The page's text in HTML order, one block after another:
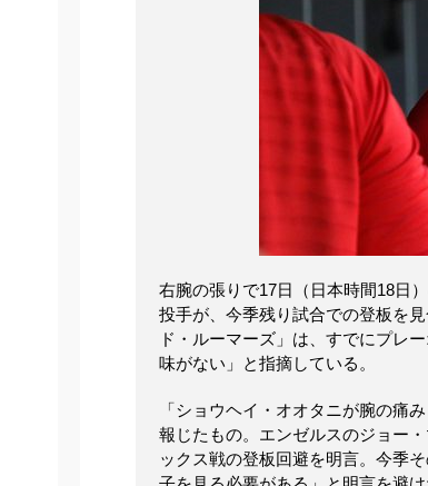
右腕の張りで17日（日本時間18日
投手が、今季残り試合での登板を
ド・ルーマーズ」は、すでにプレ
味がない」と指摘している。
「ショウヘイ・オオタニが腕の痛
報じたもの。エンゼルスのジョー
ックス戦の登板回避を明言。今季